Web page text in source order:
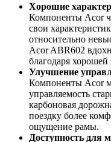
Хорошие
Компоненты Acor
свои
относительно
Acor ABR602
благодаря
Улучшение
Компоненты Acor
управляемость
карбоновая
поездку более
ощущение рамы.
Доступность для